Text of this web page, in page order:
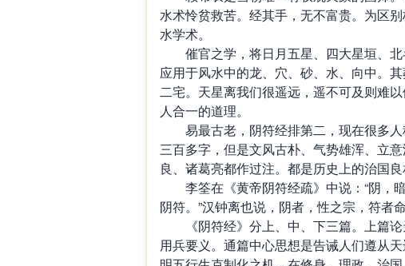
水术怜贫救苦。经其手，无不富贵。为区
水学术。
催官之学，将日月五星、四大星垣、北
应用于风水中的龙、穴、砂、水、向中。
二宅。天星离我们很遥远，遥不可及则难
人合一的道理。
易最古老，阴符经排第二，现在很多人
三百多字，但是文风古朴、气势雄浑、立
良、诸葛亮都作过注。都是历史上的治国良
李筌在《黄帝阴符经疏》中说：“阴，
阴符。”汉钟离也说，阴者，性之宗，符者
《阴符经》分上、中、下三篇。上篇论
用兵要义。通篇中心思想是告诫人们遵从